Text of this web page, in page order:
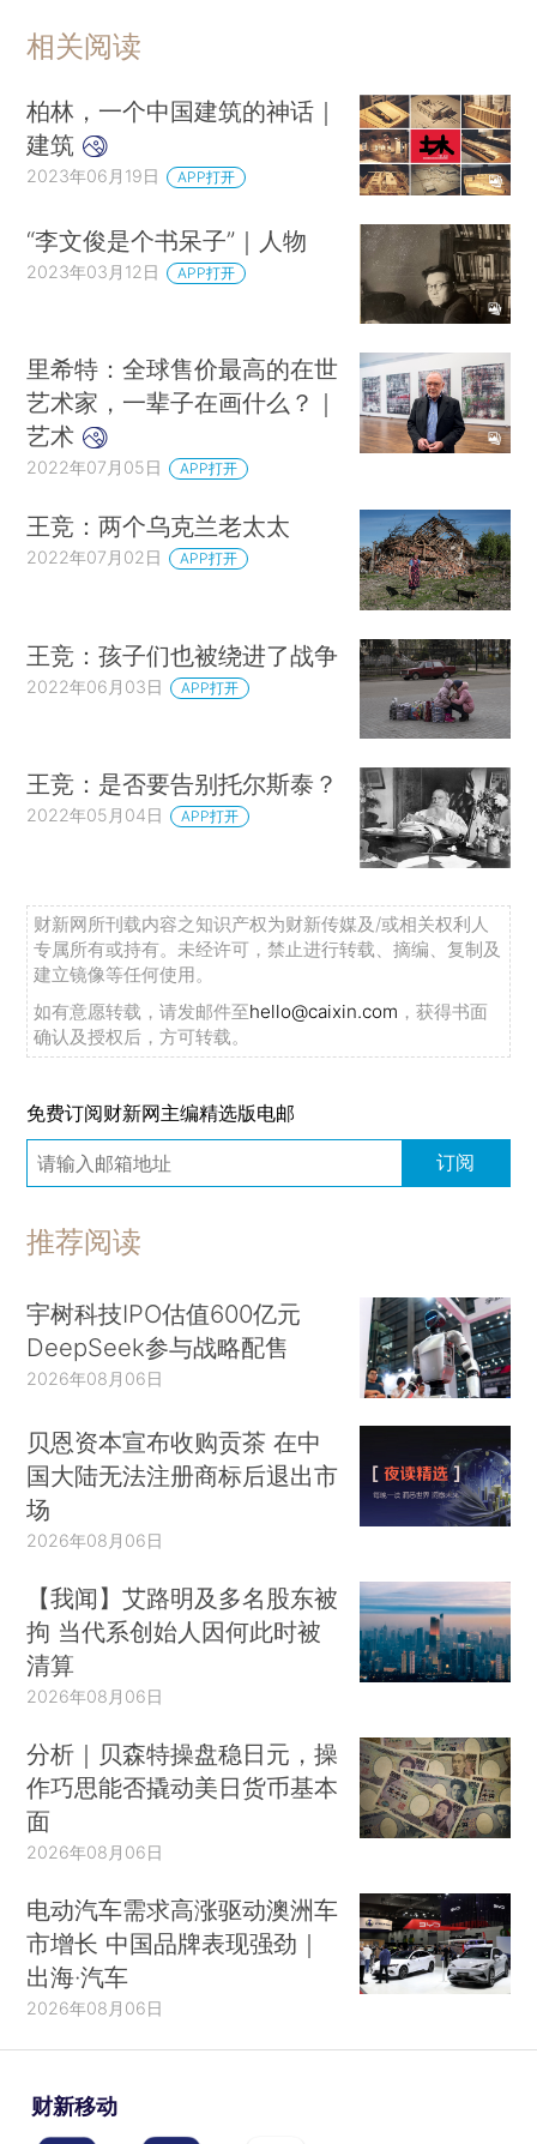
相关阅读
柏林，一个中国建筑的神话｜
建筑
2023年06月19日 APP打开
“李文俊是个书呆子”｜人物
2023年03月12日 APP打开
里希特：全球售价最高的在世
艺术家，一辈子在画什么？｜
艺术
2022年07月05日 APP打开
王竞：两个乌克兰老太太
2022年07月02日 APP打开
王竞：孩子们也被绕进了战争
2022年06月03日 APP打开
王竞：是否要告别托尔斯泰？
2022年05月04日 APP打开
财新网所刊载内容之知识产权为财新传媒及/或相关权利人
专属所有或持有。未经许可，禁止进行转载、摘编、复制及
建立镜像等任何使用。
如有意愿转载，请发邮件至hello@caixin.com ，获得书面
确认及授权后，方可转载。
免费订阅财新网主编精选版电邮
订阅
推荐阅读
宇树科技IPO估值600亿元
DeepSeek参与战略配售
2026年08月06日
贝恩资本宣布收购贡茶 在中
国大陆无法注册商标后退出市
场
2026年08月06日
【我闻】艾路明及多名股东被
拘 当代系创始人因何此时被
清算
2026年08月06日
分析｜贝森特操盘稳日元，操
作巧思能否撬动美日货币基本
面
2026年08月06日
电动汽车需求高涨驱动澳洲车
市增长 中国品牌表现强劲｜
出海·汽车
2026年08月06日
财新移动